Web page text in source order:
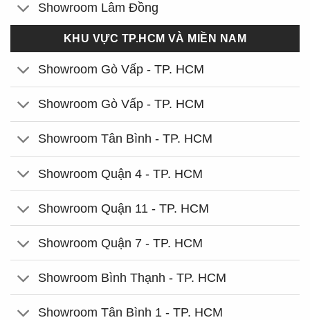
Showroom Lâm Đồng
KHU VỰC TP.HCM VÀ MIỀN NAM
Showroom Gò Vấp - TP. HCM
Showroom Gò Vấp - TP. HCM
Showroom Tân Bình - TP. HCM
Showroom Quận 4 - TP. HCM
Showroom Quận 11 - TP. HCM
Showroom Quận 7 - TP. HCM
Showroom Bình Thạnh - TP. HCM
Showroom Tân Bình 1 - TP. HCM